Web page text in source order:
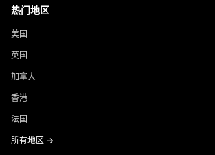
热门地区
美国
英国
加拿大
香港
法国
所有地区 →